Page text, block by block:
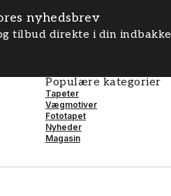
nyhedsbrev
tilbud direkte i din indbakke
Populære kategorier
Tapeter
Vægmotiver
Fototapet
Nyheder
Magasin